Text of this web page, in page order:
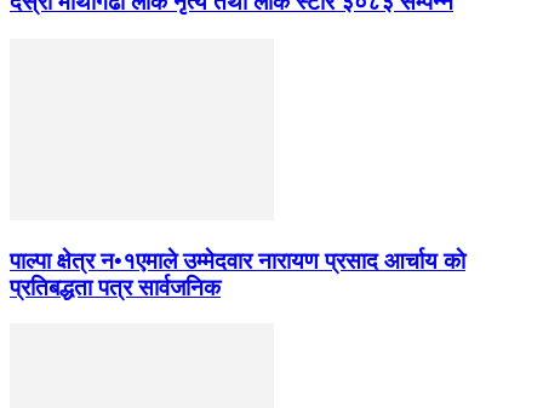
पाल्पा क्षेत्र न•१एमाले उम्मेदवार नारायण प्रसाद आर्चाय काे
प्रतिबद्धता पत्र सार्वजनिक